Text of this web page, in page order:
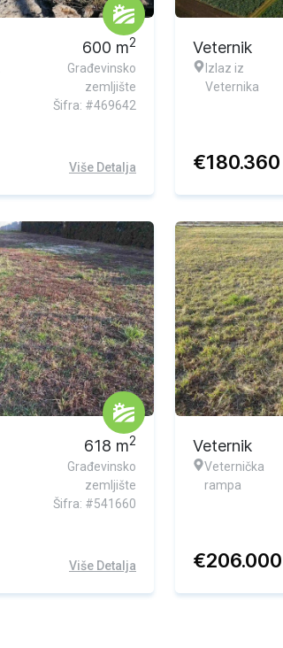
600 m2
Građevinsko
zemljište
Šifra: #469642
Više Detalja
Veternik
Izlaz iz
Veternika
€180.360
618 m2
Građevinsko
zemljište
Šifra: #541660
Više Detalja
Veternik
Veternička
rampa
€206.000